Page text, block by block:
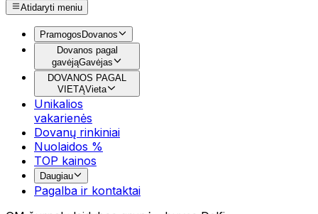
Atidaryti meniu
Pramogos Dovanos
Dovanos pagal
gavėjąGavėjas
DOVANOS PAGAL
VIETĄVieta
Unikalios
vakarienės
Dovanų rinkiniai
Nuolaidos %
TOP kainos
Daugiau
Pagalba ir kontaktai